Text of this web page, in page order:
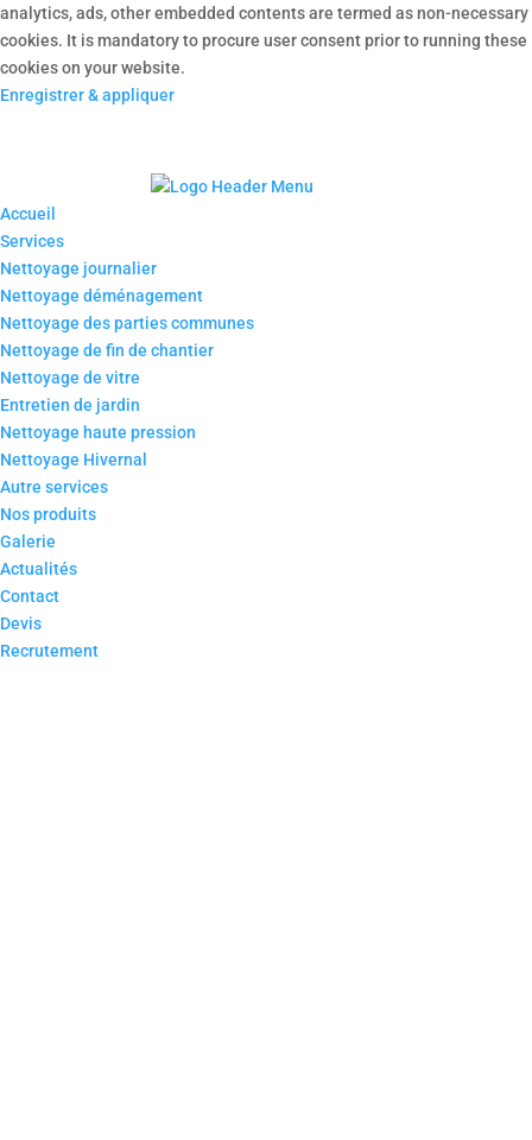
analytics, ads, other embedded contents are termed as non-necessary
cookies. It is mandatory to procure user consent prior to running these
cookies on your website.
Enregistrer & appliquer
Accueil
Services
Nettoyage journalier
Nettoyage déménagement
Nettoyage des parties communes
Nettoyage de fin de chantier
Nettoyage de vitre
Entretien de jardin
Nettoyage haute pression
Nettoyage Hivernal
Autre services
Nos produits
Galerie
Actualités
Contact
Devis
Recrutement